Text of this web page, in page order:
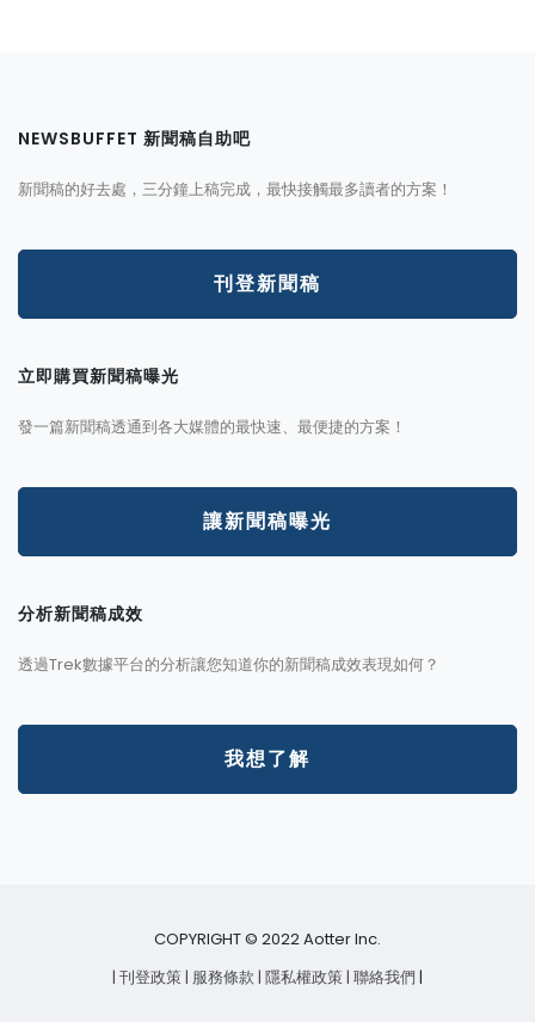
NEWSBUFFET 新聞稿自助吧
新聞稿的好去處，三分鐘上稿完成，最快接觸最多讀者的方案！
刊登新聞稿
立即購買新聞稿曝光
發一篇新聞稿透通到各大媒體的最快速、最便捷的方案！
讓新聞稿曝光
分析新聞稿成效
透過Trek數據平台的分析讓您知道你的新聞稿成效表現如何？
我想了解
COPYRIGHT © 2022 Aotter Inc.
| 刊登政策| 服務條款| 隱私權政策| 聯絡我們 |